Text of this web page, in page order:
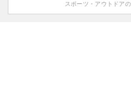
スポーツ・アウトドア